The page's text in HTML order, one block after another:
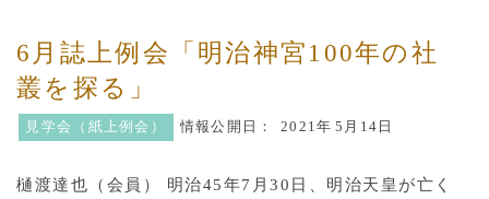
6月誌上例会「明治神宮100年の社
叢を探る」
見学会（紙上例会） 情報公開日： 2021年 5月14日
樋渡達也（会員） 明治45年7月30日、明治天皇が亡く